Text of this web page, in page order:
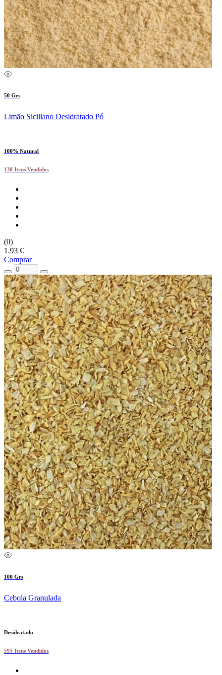
50 Grs
Limão Siciliano Desidratado Pó
100% Natural
138 Itens Vendidos
(0)
1.93 €
Comprar
100 Grs
Cebola Granulada
Desidratado
595 Itens Vendidos